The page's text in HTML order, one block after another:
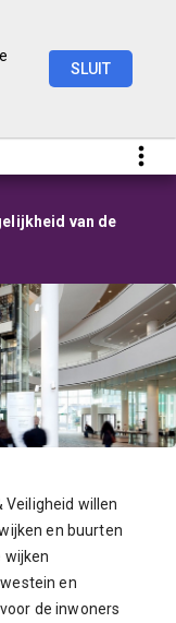
SLUIT
van de
willen
en buurten
wijken
en
de inwoners